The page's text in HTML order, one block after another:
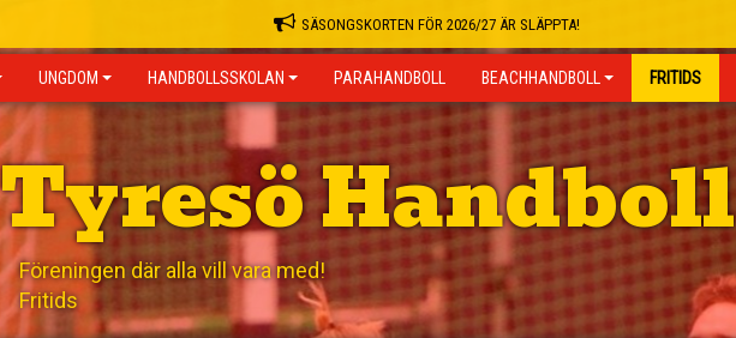
SÄSONGSKORTEN FÖR 2026/27 ÄR SLÄPPTA!
UNGDOM HANDBOLLSSKOLAN PARAHANDBOLL BEACHHANDBOLL FRITIDS
Tyresö Handboll
Föreningen där alla vill vara med!
Fritids